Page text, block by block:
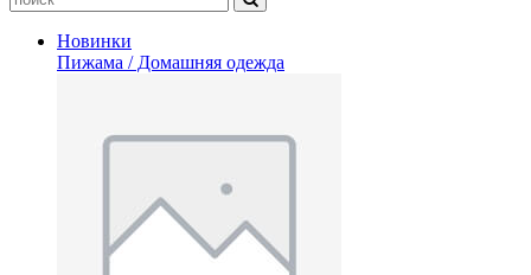
Новинки
Пижама / Домашняя одежда